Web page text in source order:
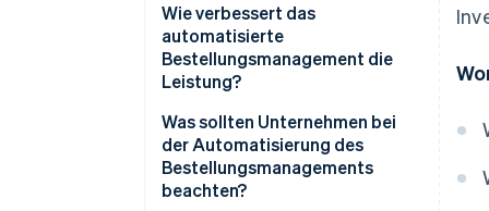
Wie verbessert das
automatisierte
Bestellungsmanagement die
Leistung?
Was sollten Unternehmen bei
der Automatisierung des
Bestellungsmanagements
beachten?